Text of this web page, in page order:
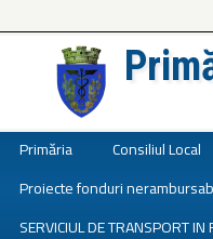
Primăria Consiliul Local
Proiecte fonduri
SERVICIUL DE TRANSPORT IN